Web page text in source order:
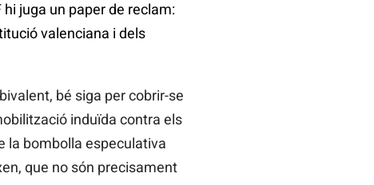
juga un paper de reclam:
valenciana i dels
bé siga per cobrir-se
induïda contra els
la bombolla especulativa
que no són precisament